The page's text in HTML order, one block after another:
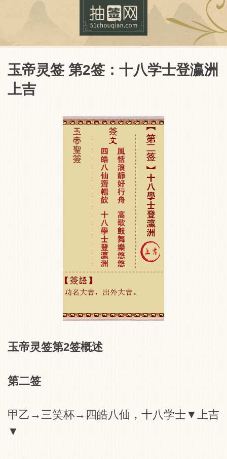
抽签网
玉帝灵签 第2签：十八学士登瀛洲
上吉
玉帝灵签第2签概述
第二签
甲乙→三笑杯→四皓八仙，十八学士▼上吉
▼